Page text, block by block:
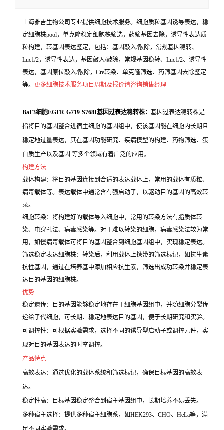
上海雅吉生物公司专业提供细胞技术服务。细胞质粒基因诱导表达，稳
定细胞株pool，单克隆稳定细胞株筛选，药筛基因去除，诱导性表达质
粒构建，转基因表达鉴定，包括：基因敲入/敲除，常规基因稳转、
Luc1/2，诱导性表达，基因敲入/敲除，常规基因稳转、Luc1/2、诱导性
表达，基因原位敲入/敲除，Cre转染、单克隆筛选、药筛基因去除鉴定
等。 更多细胞技术服务项目周期及报价请咨询销售经理
BaF3细胞EGFR-G719-S768I基因过表达稳转株： 基因过表达稳转株是
指将目的基因整合进宿主细胞的基因组中，使该基因能在细胞内长期且
稳定地过量表达，其在基因功能研究、疾病模型的构建、药物筛选、蛋
白质生产以及基因 等多个领域有着广泛的应用。
构建方法
载体构建：将目的基因连接到合适的表达载体上，常用的载体有质粒、
病毒载体等。表达载体中通常含有强启动子，以驱动目的基因的高效转
录。
细胞转染：将构建好的载体导入细胞中，常用的转染方法有脂质体转
染、电穿孔法、病毒感染等。对于难以转染的细胞，病毒感染法较为常
用，如慢病毒载体可将目的基因整合到细胞基因组中，实现稳定表达。
筛选稳定表达细胞株：转染后，利用载体上携带的筛选标记，如抗生素
抗性基因，通过在培养基中添加相应抗生素，筛选出成功转染并稳定表
达目的基因的细胞株。
优势
稳定遗传：目的基因能够稳定地存在于细胞基因组中，并随细胞分裂传
递给子代细胞，可长期、稳定地表达目的基因，便于长期研究和实验。
可调控性：可根据实验需求，选择不同的诱导型启动子或调控元件，实
现对目的基因表达的时空调控。
产品特点
高效表达：通过优化的载体系统和筛选标记，确保目标基因的高效表
达。
稳定性高：目标基因稳定整合到宿主基因组中，长期培养不易丢失。
多种宿主选择：提供多种宿主细胞系，如HEK293、CHO、HeLa等，满